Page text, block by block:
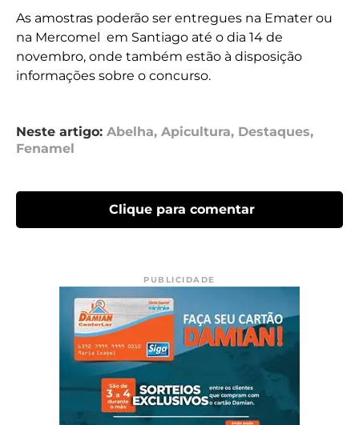
As amostras poderão ser entregues na Emater ou
na Mercomel em Santiago até o dia 14 de
novembro, onde também estão à disposição
informações sobre o concurso.
Neste artigo: Abelha, Apicultura, Destaques,
Fenamel
Clique para comentar
PUBLICIDADE